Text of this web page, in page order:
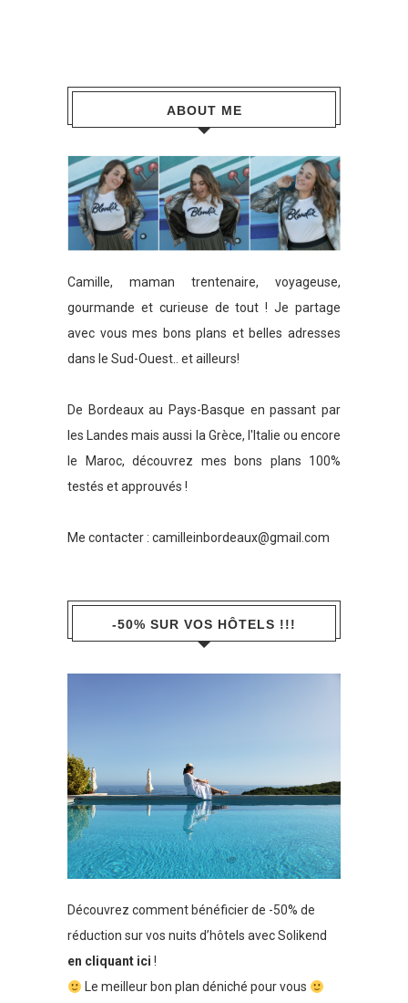
ABOUT ME
Camille, maman trentenaire, voyageuse,
gourmande et curieuse de tout ! Je partage
avec vous mes bons plans et belles adresses
dans le Sud-Ouest.. et ailleurs!
De Bordeaux au Pays-Basque en passant par
les Landes mais aussi la Grèce, l'Italie ou encore
le Maroc, découvrez mes bons plans 100%
testés et approuvés !
Me contacter : camilleinbordeaux@gmail.com
-50% SUR VOS HÔTELS !!!
Découvrez comment bénéficier de -50% de
réduction sur vos nuits d’hôtels avec Solikend
en cliquant ici !
Le meilleur bon plan déniché pour vous